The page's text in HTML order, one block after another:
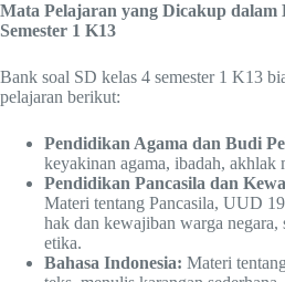
Mata Pelajaran yang Dicakup dalam
Semester 1 K13
Bank soal SD kelas 4 semester 1 K13
pelajaran berikut:
Pendidikan Agama dan Budi
keyakinan agama, ibadah, akhlak
Pendidikan Pancasila dan
Materi tentang Pancasila, UUD
hak dan kewajiban warga
etika.
Bahasa Indonesia: Materi